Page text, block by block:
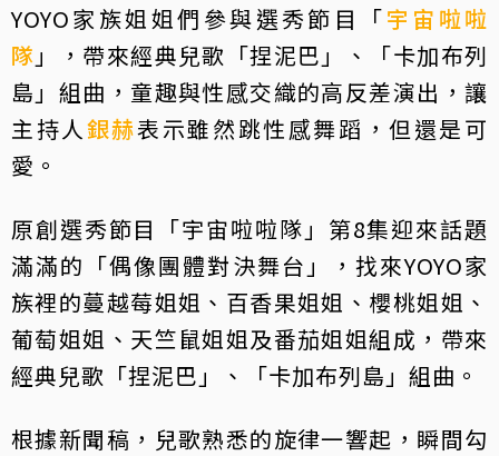
YOYO家族姐姐們參與選秀節目「宇宙啦啦
隊 」，帶來經典兒歌「捏泥巴」、「卡加布列
島」組曲，童趣與性感交織的高反差演出，讓
主持人 銀赫表示雖然跳性感舞蹈，但還是可
愛。
原創選秀節目「宇宙啦啦隊」第8集迎來話題
滿滿的「偶像團體對決舞台」，找來YOYO家
族裡的蔓越莓姐姐、百香果姐姐、櫻桃姐姐、
葡萄姐姐、天竺鼠姐姐及番茄姐姐組成，帶來
經典兒歌「捏泥巴」、「卡加布列島」組曲。
根據新聞稿，兒歌熟悉的旋律一響起，瞬間勾